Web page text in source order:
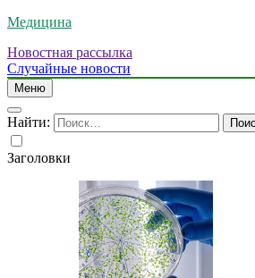
Медицина
Новостная рассылка
Случайные новости
Меню
Найти:
Заголовки